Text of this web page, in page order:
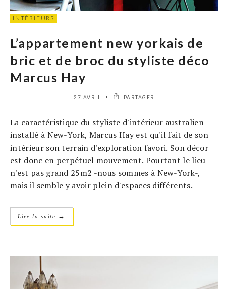
INTÉRIEURS
L’appartement new yorkais de
bric et de broc du styliste déco
Marcus Hay
27 AVRIL PARTAGER
La caractéristique du styliste d'intérieur australien
installé à New-York, Marcus Hay est qu'il fait de son
intérieur son terrain d'exploration favori. Son décor
est donc en perpétuel mouvement. Pourtant le lieu
n'est pas grand 25m2 -nous sommes à New-York-,
mais il semble y avoir plein d'espaces différents.
Lire la suite →